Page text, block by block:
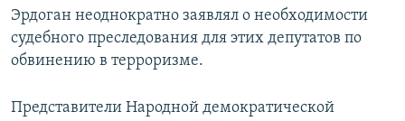
Эрдоган неоднократно заявлял о необходимости
судебного преследования для этих депутатов по
обвинению в терроризме.
Представители Народной демократической